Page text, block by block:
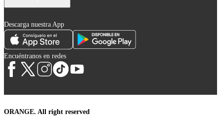
Descarga nuestra App
Encuéntranos en redes
ORANGE. All right reserved